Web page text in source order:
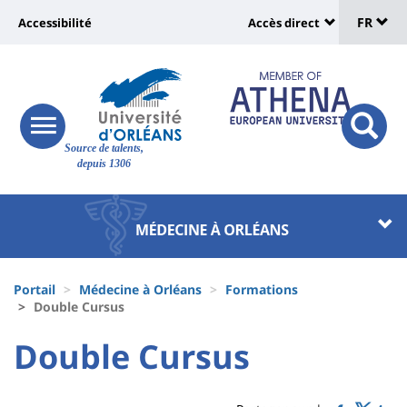
Site
Source de talents,
depuis 1306
Université
Recherche
responsive
menu
button
Université
vers
page
accessibilité
Accessibilité
:
Shortcut
links
Accès direct
de
FR
Université
Block
liste
composantes
d'Ariane
Portail Médecine à Orléans
Formations
Double Cursus
University
University
Titre
Double Cursus